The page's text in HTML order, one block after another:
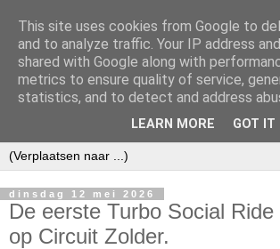
dinsdag 12 mei 2026
De eerste Turbo Social
op Circuit Zolder.
This site uses cookies from Google to
and to analyze traffic. Your IP address
shared with Google along with
metrics to ensure quality of service,
statistics, and to detect and address
LEARN MORE GOT IT